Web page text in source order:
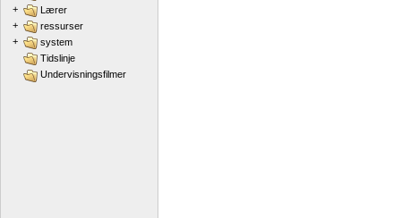
+
Lærer
+
ressurser
+
system
Tidslinje
Undervisningsfilmer